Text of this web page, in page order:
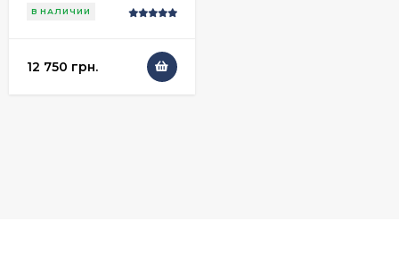
В НАЛИЧИИ
12 750 грн.